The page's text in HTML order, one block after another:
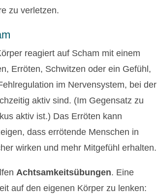
zu verletzen.
reagiert auf Scham mit einem
Erröten, Schwitzen oder ein Gefühl,
im Nervensystem, bei der
aktiv sind. (Im Gegensatz zu
aktiv ist.) Das Erröten kann
dass errötende Menschen in
wirken und mehr Mitgefühl erhalten.
Achtsamkeitsübungen. Eine
auf den eigenen Körper zu lenken: